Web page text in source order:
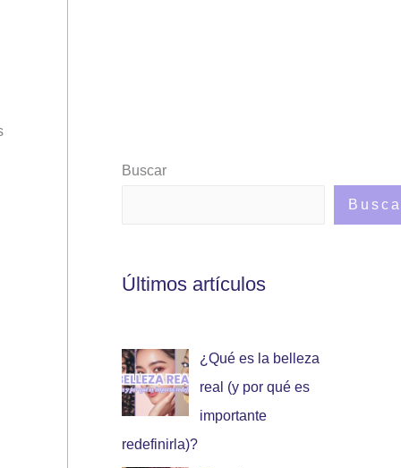
Buscar
Últimos artículos
¿Qué es la belleza
real (y por qué es
importante
redefinirla)?